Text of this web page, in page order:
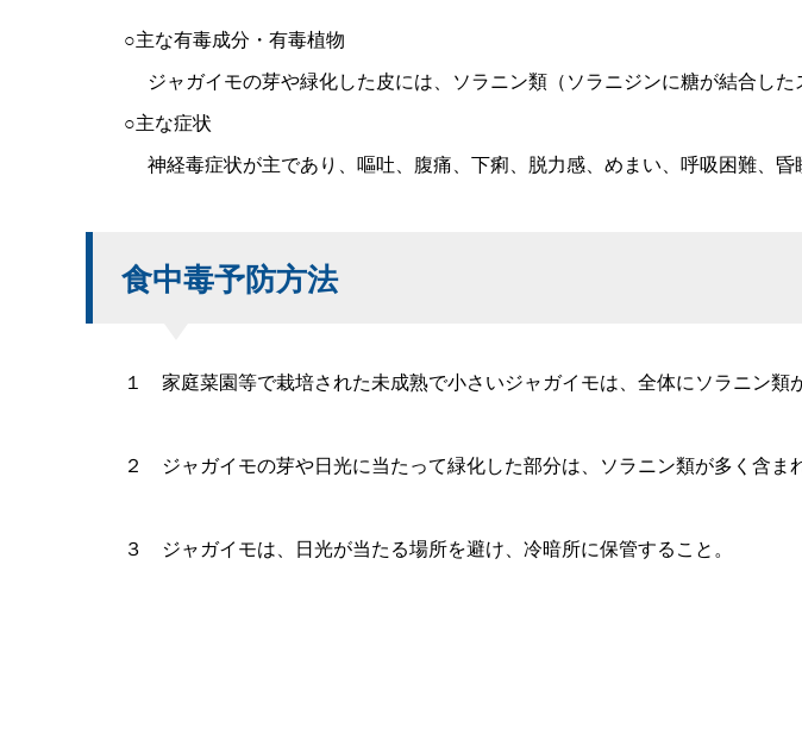
○主な有毒成分・有毒植物
ジャガイモの芽や緑化した皮には、ソラニン類（ソラニジンに糖が結合した
○主な症状
神経毒症状が主であり、嘔吐、腹痛、下痢、脱力感、めまい、呼吸困難、昏
食中毒予防方法
１ 家庭菜園等で栽培された未成熟で小さいジャガイモは、全体にソラニン類が
２ ジャガイモの芽や日光に当たって緑化した部分は、ソラニン類が多く含ま
３ ジャガイモは、日光が当たる場所を避け、冷暗所に保管すること。